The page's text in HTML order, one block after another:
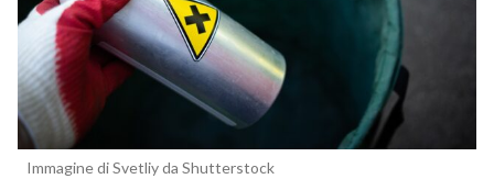
Immagine di Svetliy da Shutterstock